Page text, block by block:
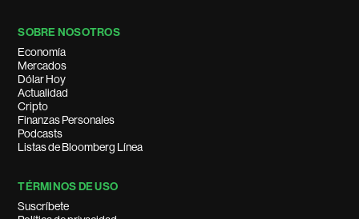
SOBRE NOSOTROS
Economía
Mercados
Dólar Hoy
Actualidad
Cripto
Finanzas Personales
Podcasts
Listas de Bloomberg Línea
TÉRMINOS DE USO
Suscríbete